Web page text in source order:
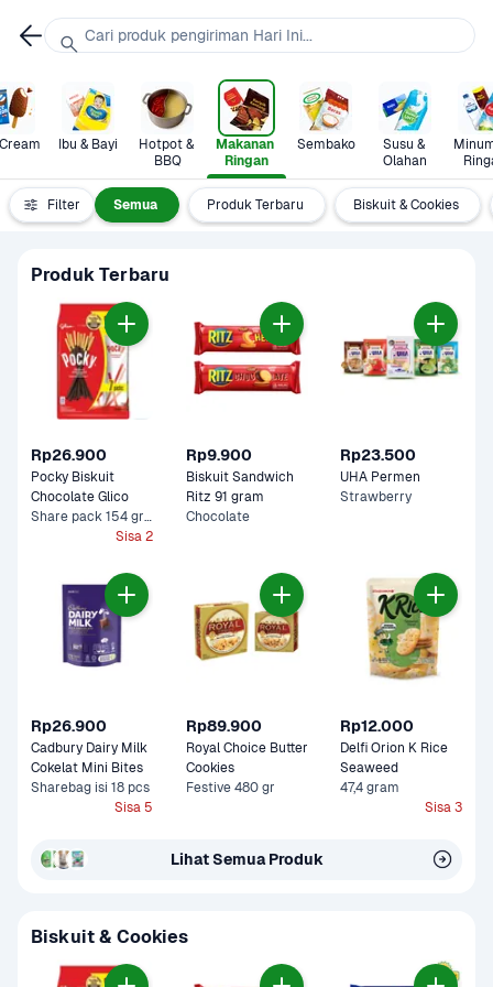
Ibu & Bayi
Hotpot &
BBQ
Makanan
Ringan
Sembako
Susu &
Olahan
Filter Semua Produk Terbaru Biskuit & Cookies
Produk Terbaru
Rp26.900
Pocky Biskuit
Share pack 154 gram
Sisa 2
Rp9.900
Biskuit Sandwich
Ritz 91 gram
Chocolate
Rp23.500
Strawberry
Rp26.900
Cadbury Dairy Milk
Cokelat Mini Bites
Sharebag isi 18 pcs
Sisa 5
Rp89.900
Royal Choice Butter
Cookies
Festive 480 gr
Rp12.000
Delfi Orion K Rice
47,4 gram
Sisa 3
Lihat Semua Produk
Biskuit & Cookies
Cari produk pengiriman Hari Ini...